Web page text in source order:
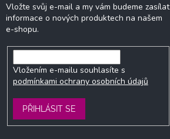
Vložte svůj e-mail a my vám budeme zasílat
informace o nových produktech na našem
e-shopu.
Vložením e-mailu souhlasíte s
podmínkami ochrany osobních údajů
PŘIHLÁSIT SE